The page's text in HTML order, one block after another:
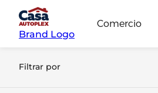
Brand Logo
Comercio
Filtrar por